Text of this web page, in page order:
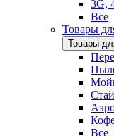
3G,
Все
Товары
Товары
Все